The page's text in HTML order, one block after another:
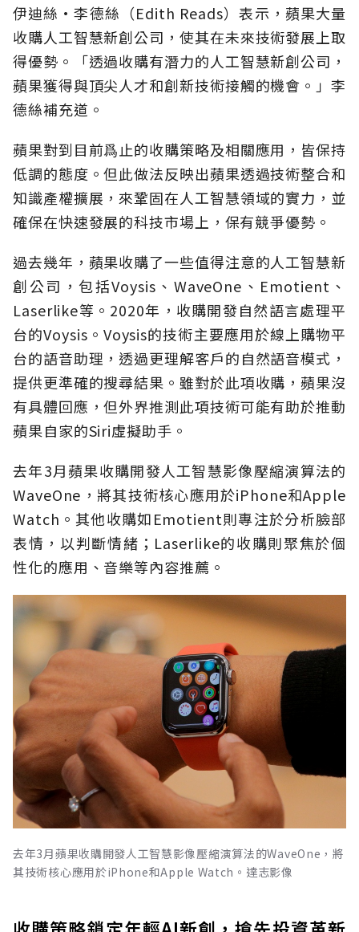
伊迪絲·李德絲（Edith Reads）表示，蘋果大量
收購人工智慧新創公司，使其在未來技術發展上取
得優勢。「透過收購有潛力的人工智慧新創公司，
蘋果獲得與頂尖人才和創新技術接觸的機會。」李
德絲補充道。
蘋果對到目前爲止的收購策略及相關應用，皆保持
低調的態度。但此做法反映出蘋果透過技術整合和
知識產權擴展，來鞏固在人工智慧領域的實力，並
確保在快速發展的科技市場上，保有競爭優勢。
過去幾年，蘋果收購了一些值得注意的人工智慧新
創公司，包括Voysis、WaveOne、Emotient、
Laserlike等。2020年，收購開發自然語言處理平
台的Voysis。Voysis的技術主要應用於線上購物平
台的語音助理，透過更理解客戶的自然語音模式，
提供更準確的搜尋結果。雖對於此項收購，蘋果沒
有具體回應，但外界推測此項技術可能有助於推動
蘋果自家的Siri虛擬助手。
去年3月蘋果收購開發人工智慧影像壓縮演算法的
WaveOne，將其技術核心應用於iPhone和Apple
Watch。其他收購如Emotient則專注於分析臉部
表情，以判斷情緒；Laserlike的收購則聚焦於個
性化的應用、音樂等內容推薦。
去年3月蘋果收購開發人工智慧影像壓縮演算法的WaveOne，將
其技術核心應用於iPhone和Apple Watch。達志影像